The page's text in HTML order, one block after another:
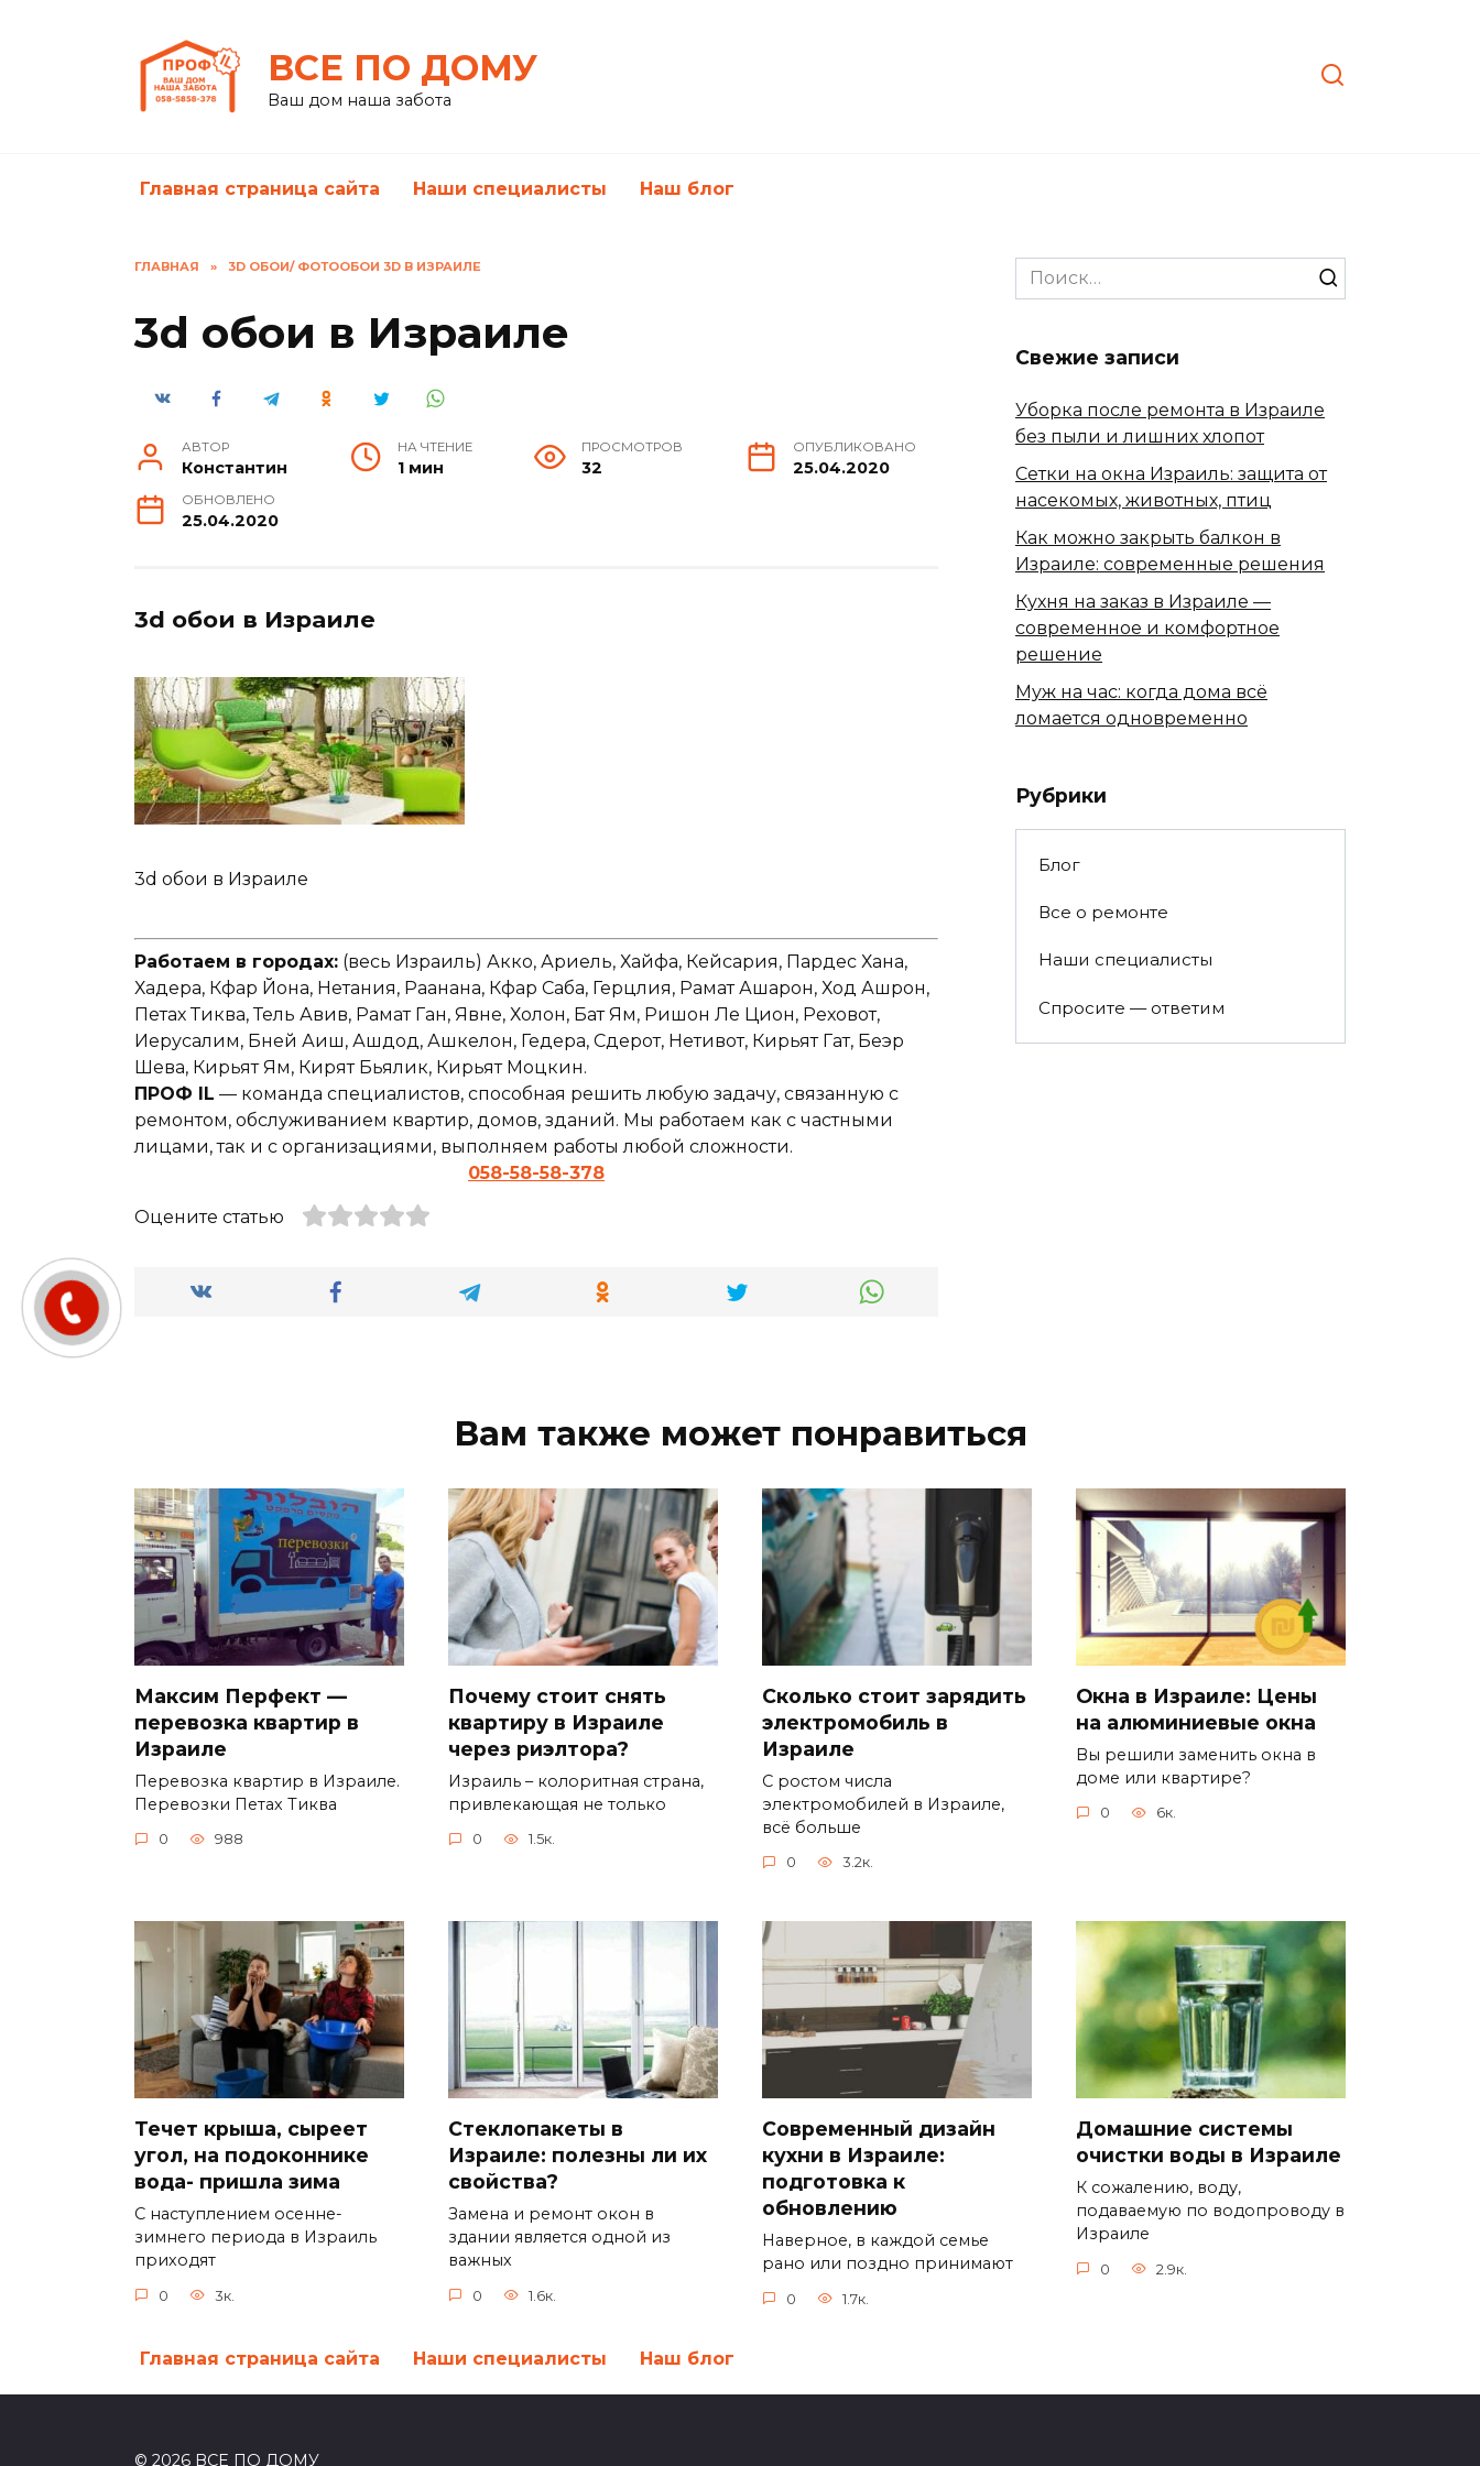
ВСЕ ПО ДОМУ
Ваш дом наша забота
Главная страница сайта Наши специалисты Наш блог
ГЛАВНАЯ » 3D ОБОИ/ ФОТООБОИ 3D В ИЗРАИЛЕ
3d обои в Израиле
АВТОР
Константин
НА ЧТЕНИЕ
1 мин
ПРОСМОТРОВ
32
ОПУБЛИКОВАНО
25.04.2020
ОБНОВЛЕНО
25.04.2020
3d обои в Израиле
3d обои в Израиле
Работаем в городах: (весь Израиль) Акко, Ариель, Хайфа, Кейсария, Пардес Хана,
Хадера, Кфар Йона, Нетания, Раанана, Кфар Саба, Герцлия, Рамат Ашарон, Ход Ашрон,
Петах Тиква, Тель Авив, Рамат Ган, Явне, Холон, Бат Ям, Ришон Ле Цион, Реховот,
Иерусалим, Бней Аиш, Ашдод, Ашкелон, Гедера, Сдерот, Нетивот, Кирьят Гат, Беэр
Шева, Кирьят Ям, Кирят Бьялик, Кирьят Моцкин.
ПРОФ IL — команда специалистов, способная решить любую задачу, связанную с
ремонтом, обслуживанием квартир, домов, зданий. Мы работаем как с частными
лицами, так и с организациями, выполняем работы любой сложности.
058-58-58-378
Оцените статью
Search
for:
Свежие записи
Уборка после ремонта в Израиле
без пыли и лишних хлопот
Сетки на окна Израиль: защита от
насекомых, животных, птиц
Как можно закрыть балкон в
Израиле: современные решения
Кухня на заказ в Израиле —
современное и комфортное
решение
Муж на час: когда дома всё
ломается одновременно
Рубрики
Блог
Все о ремонте
Наши специалисты
Спросите — ответим
Вам также может понравиться
Максим Перфект —
перевозка квартир в
Израиле
Перевозка квартир в Израиле.
Перевозки Петах Тиква
0 988
Почему стоит снять
квартиру в Израиле
через риэлтора?
Израиль – колоритная страна,
привлекающая не только
0 1.5к.
Сколько стоит зарядить
электромобиль в
Израиле
С ростом числа
электромобилей в Израиле,
всё больше
0 3.2к.
Окна в Израиле: Цены
на алюминиевые окна
Вы решили заменить окна в
доме или квартире?
0 6к.
Течет крыша, сыреет
угол, на подоконнике
вода- пришла зима
С наступлением осенне-
зимнего периода в Израиль
приходят
0 3к.
Стеклопакеты в
Израиле: полезны ли их
свойства?
Замена и ремонт окон в
здании является одной из
важных
0 1.6к.
Современный дизайн
кухни в Израиле:
подготовка к
обновлению
Наверное, в каждой семье
рано или поздно принимают
0 1.7к.
Домашние системы
очистки воды в Израиле
К сожалению, воду,
подаваемую по водопроводу в
Израиле
0 2.9к.
Главная страница сайта Наши специалисты Наш блог
© 2026 ВСЕ ПО ДОМУ